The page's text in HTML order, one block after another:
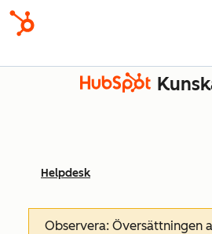
Helpdesk
Observera: Översättningen